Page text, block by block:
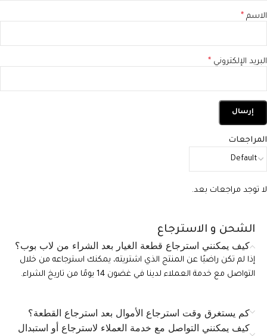
المراجعات
لا توجد مراجعات بعد.
الاسم *
البريد الإلكتروني *
الشحن و الاسترجاع
كيف يمكنني استرجاع قطعة الغيار بعد الشراء من لاب بوب؟
إذا لم تكن راضيًا عن المنتج الذي اشتريته، يمكنك استرجاعه من خلال
التواصل مع خدمة العملاء لدينا في غضون 14 يومًا من تاريخ الشراء.
كم يستغرق وقت استرجاع الأموال بعد استرجاع القطعة؟
كيف يمكنني التواصل مع خدمة العملاء لاسترجاع أو استبدال